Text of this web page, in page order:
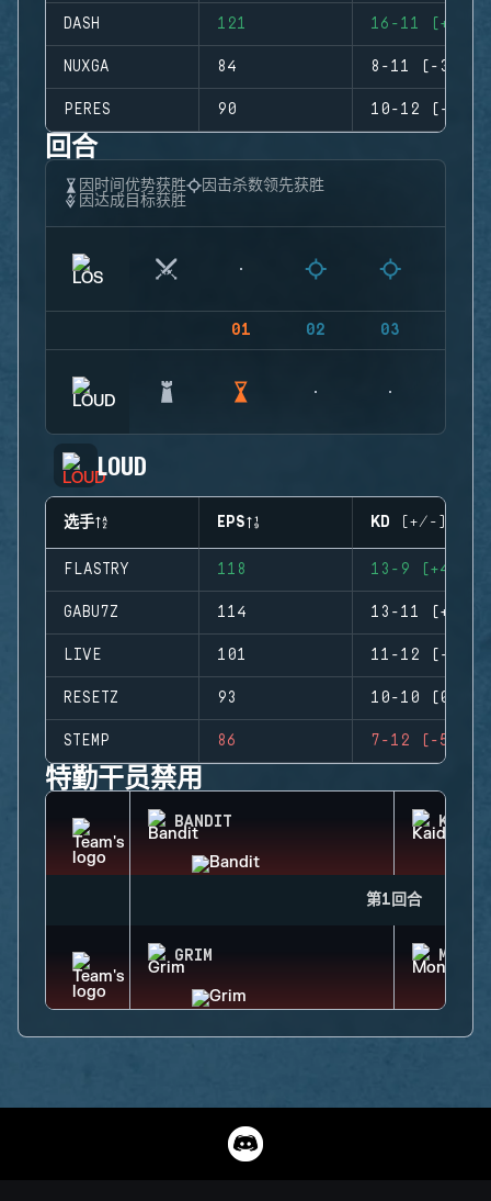
DASH 121 16-11 (+5)
NUXGA 84 8-11 (-3)
PERES 90 10-12 (-2)
回合
因时间优势获胜
因击杀数领先获胜
因达成目标获胜
01 02 03
LOUD
选手 EPS KD (+/-)
FLASTRY 118 13-9 (+4)
GABU7Z 114 13-11 (+2)
LIVE 101 11-12 (-1)
RESETZ 93 10-10 (0)
STEMP 86 7-12 (-5)
特勤干员禁用
BANDIT KAID
第1回合
GRIM